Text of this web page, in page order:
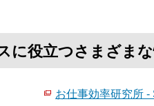
に役立つさまざま
お仕事効率研究所 -